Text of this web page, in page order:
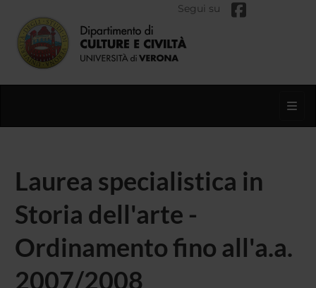
Segui su
Laurea specialistica in
Storia dell'arte -
Ordinamento fino all'a.a.
2007/2008